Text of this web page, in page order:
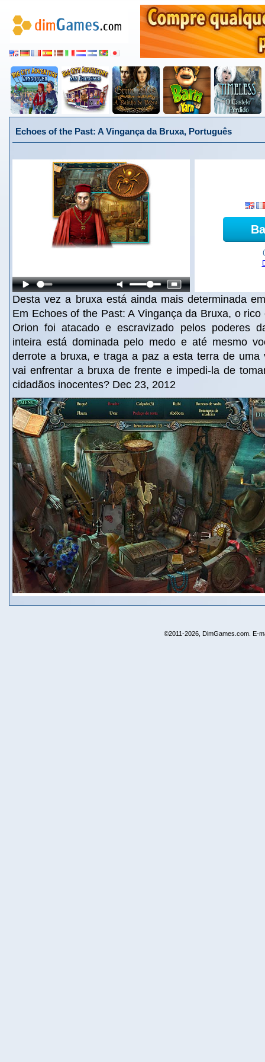
Echoes of the Past: A Vingança da Bruxa, Português
Desta vez a bruxa está ainda mais determinada
Em Echoes of the Past: A Vingança da Bruxa, o
Orion foi atacado e escravizado pelos poderes
inteira está dominada pelo medo e até mesmo
derrote a bruxa, e traga a paz a esta terra de uma
vai enfrentar a bruxa de frente e impedi-la de
cidadãos inocentes? Dec 23, 2012
©2011-2026, DimGames.com. E-